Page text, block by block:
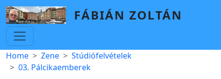
Skip to main content
FÁBIÁN ZOLTÁN
Breadcrumb
Home Zene
Stúdiófelvételek
03. Pálcikaemberek